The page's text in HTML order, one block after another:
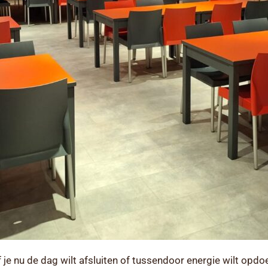
je nu de dag wilt afsluiten of tussendoor energie wilt